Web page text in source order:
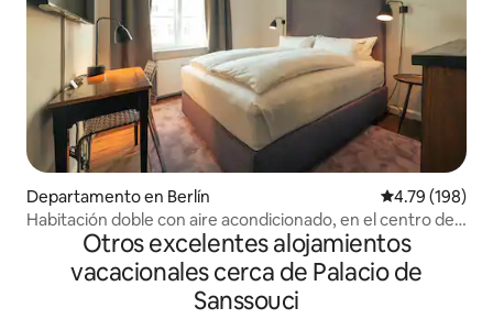
Departamento en Berlín Calificación
4.79 (198)
Habitación doble con aire acondicionado, en el centro de
Mitte, BerlínOtros excelentes alojamientos
vacacionales cerca de Palacio de
Sanssouci